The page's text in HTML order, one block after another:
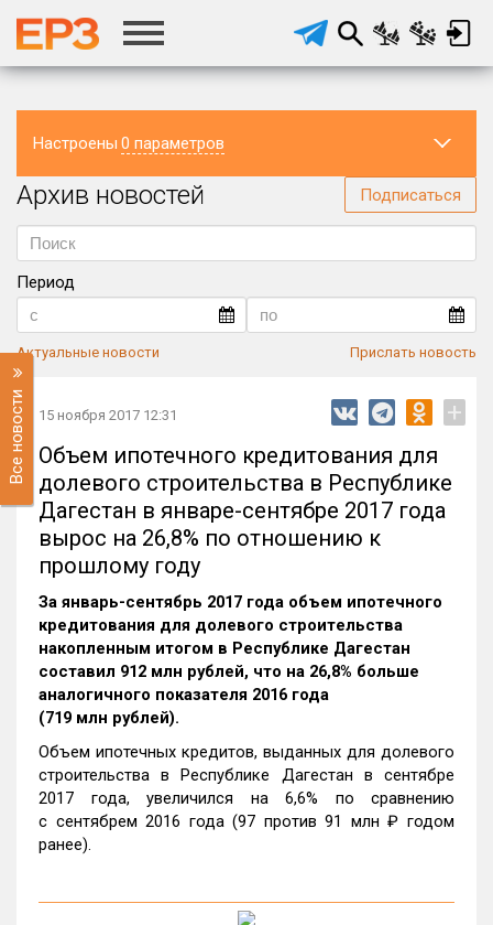
Настроены 0 параметров
Регион
Архив новостей Подписаться
Период
Актуальные новости Прислать новость
Все новости 15 ноября 2017 12:31 +
Объем ипотечного кредитования для
долевого строительства в Республике
Дагестан в январе-сентябре 2017 года
вырос на 26,8% по отношению к
прошлому году
За январь-сентябрь 2017 года объем ипотечного
кредитования для долевого строительства
накопленным итогом в Республике Дагестан
составил 912 млн рублей, что на 26,8% больше
аналогичного показателя 2016 года
(719 млн рублей).
Объем ипотечных кредитов, выданных для долевого
строительства в Республике Дагестан в сентябре
2017 года, увеличился на 6,6% по сравнению
с сентябрем 2016 года (97 против 91 млн ₽ годом
ранее).